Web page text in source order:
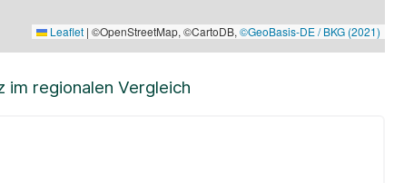
Leaflet | ©OpenStreetMap, ©CartoDB, ©GeoBasis-DE / BKG (2021)
regionalen Vergleich